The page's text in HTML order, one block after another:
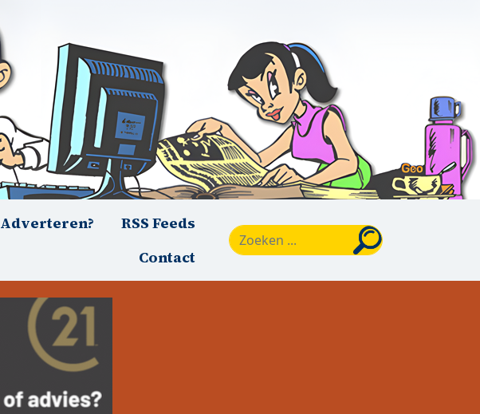
Adverteren?
RSS Feeds
Contact